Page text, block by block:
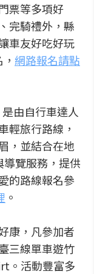
票等多項好
完騎禮外，縣
車友好吃好玩
網路報名請點
由自行車達人
輕旅行路線，
，並結合在地
覽服務，提供
的路線報名參
。
康，凡參加者
三線單車遊竹
。活動豐富多